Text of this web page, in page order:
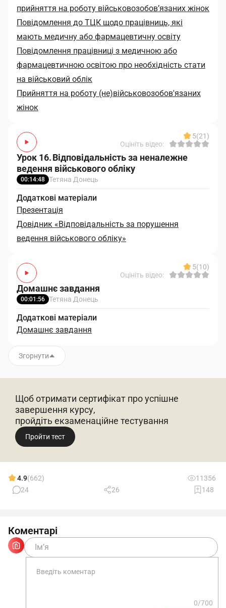
прийняття на роботу військовозобов’язаних жінок
Повідомлення до ТЦК щодо працівниць, які
мають медичну або фармацевтичну освіту
Повідомлення працівниці з медичною або
фармацевтичною освітою про необхідність стати
на військовий облік
Прийняття на роботу (не)військовозобов'язаних
жінок
5(21)
Оцініть відео:
Урок 16. Відповідальність за неналежне
ведення військового обліку
00:14:48 Тетяна Донець
Додаткові матеріали
Презентація
Довідник «Відповідальність за порушення
ведення військового обліку»
5(10)
Оцініть відео:
Домашнє завдання
00:01:56 Тетяна Донець
Додаткові матеріали
Домашнє завдання
Згорнути
Щоб отримати сертифікат про успішне
завершення курсу,
пройдіть екзаменаційне тестування
Пройти тест
4.9(662)
11356
24
26 148
Коментарі
0/700